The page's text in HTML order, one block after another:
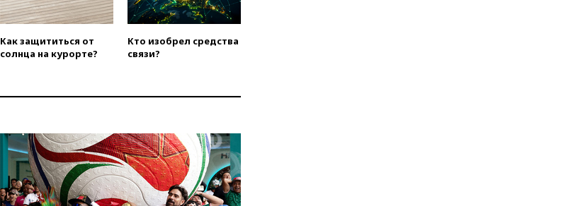
вчера, 22:28Бессент
анонсировал скорое
соглашение о прекращении
огня США и Ирана
при нападении в Чехии
выделить средства на новые
РЛС для Белгородской
области
вчера, 21:56The Atlantic: Маск
отказал Украине в
Как защититься от
солнца на курорте?
Кто изобрел средства
связи?